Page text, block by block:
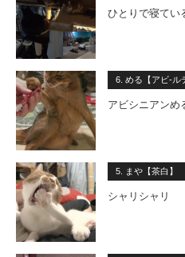
ひとりで寝てい
6. める【アビ-ル
アビシニアン
5. まや【茶白】
シャリシャリ